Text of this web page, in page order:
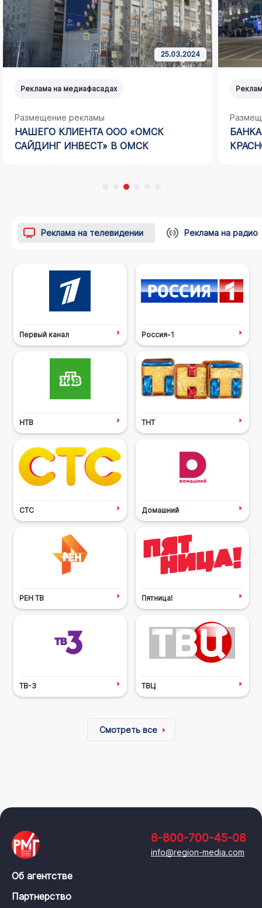
25.03.2024
Реклама на медиафасадах
Размещение рекламы
НАШЕГО КЛИЕНТА ООО «ОМСК
САЙДИНГ ИНВЕСТ» В ОМСК
Реклама на телевидении Реклама на радио
Первый канал Россия-1
НТВ ТНТ
СТС Домашний
РЕН ТВ Пятница!
ТВ-3 ТВЦ
Смотреть все
8-800-700-45-08
info@region-media.com
Об агентстве
Партнерство